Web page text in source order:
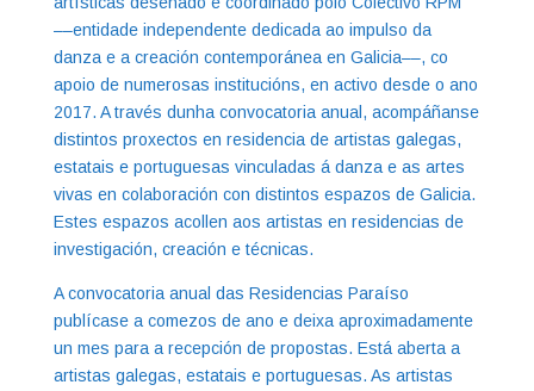
––entidade independente dedicada ao impulso da
danza e a creación contemporánea en Galicia––, co
apoio de numerosas institucións, en activo desde o ano
2017. A través dunha convocatoria anual, acompáñanse
distintos proxectos en residencia de artistas galegas,
estatais e portuguesas vinculadas á danza e as artes
vivas en colaboración con distintos espazos de Galicia.
Estes espazos acollen aos artistas en residencias de
investigación, creación e técnicas.
A convocatoria anual das Residencias Paraíso
publícase a comezos de ano e deixa aproximadamente
un mes para a recepción de propostas. Está aberta a
artistas galegas, estatais e portuguesas. As artistas